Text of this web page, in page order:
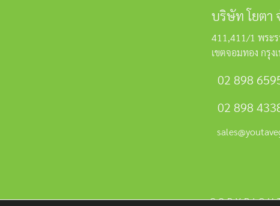
บริษัท โยตา
411,411/1 พระ
เขตจอมทอง กรุ
02 898
02 898